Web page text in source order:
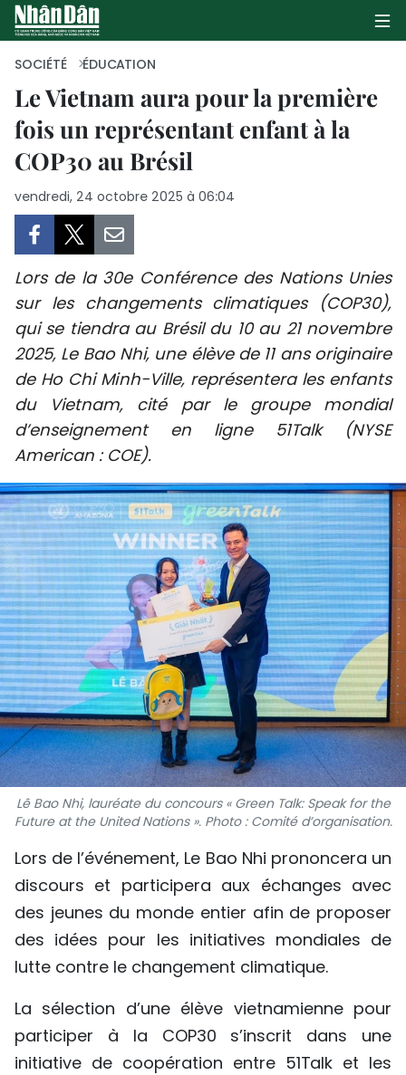
PAGE D'ACCUEIL
POLITIQUE
CULTURE
TOURISME
ENVIRONNEMENT
SPORT
PAYS NATAL
INTERNATIONAL
MÉGASTORIE
INFOGRAPHIE
PHOTO
VIDÉO
À PROPOS DU "PEUPLE"
ENGLISH
中文
РУССКИЙ
ESPAÑOL
SOCIÉTÉ ÉDUCATION
Le Vietnam aura pour la première
fois un représentant enfant à la
COP30 au Brésil
vendredi, 24 octobre 2025 à 06:04
Lors de la 30e Conférence des Nations Unies
sur les changements climatiques (COP30),
qui se tiendra au Brésil du 10 au 21 novembre
2025, Le Bao Nhi, une élève de 11 ans originaire
de Ho Chi Minh-Ville, représentera les enfants
du Vietnam, cité par le groupe mondial
d’enseignement en ligne 51Talk (NYSE
American : COE).
Lê Bao Nhi, lauréate du concours « Green Talk: Speak for the
Future at the United Nations ». Photo : Comité d’organisation.
Lors de l’événement, Le Bao Nhi prononcera un
discours et participera aux échanges avec
des jeunes du monde entier afin de proposer
des idées pour les initiatives mondiales de
lutte contre le changement climatique.
La sélection d’une élève vietnamienne pour
participer à la COP30 s’inscrit dans une
initiative de coopération entre 51Talk et les